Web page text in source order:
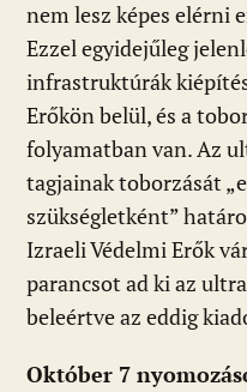
nem lesz képes elérni
Ezzel egyidejűleg
infrastruktúrák
Erőkön belül, és a
folyamatban van. Az
tagjainak toborzását
szükségletként”
Izraeli Védelmi Erők
parancsot ad ki az
beleértve az eddig
Október 7